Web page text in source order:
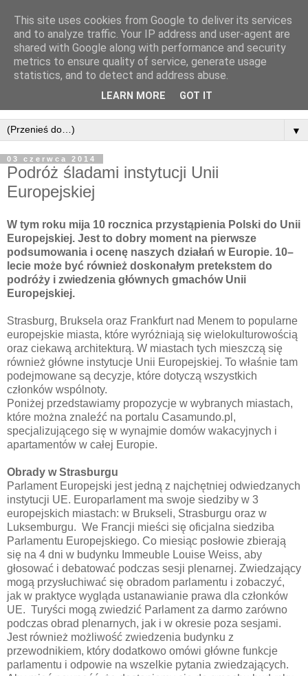
▼
03 czerwca 2014
Podróż śladami instytucji Unii
Europejskiej
W tym roku mija 10 rocznica przystąpienia Polski do Unii
Europejskiej. Jest to dobry moment na pierwsze
podsumowania i ocenę naszych działań w Europie. 10–
lecie może być również doskonałym pretekstem do
podróży i zwiedzenia głównych gmachów Unii
Europejskiej.
Strasburg, Bruksela oraz Frankfurt nad Menem to popularne
europejskie miasta, które wyróżniają się wielokulturowością
oraz ciekawą architekturą. W miastach tych mieszczą się
również główne instytucje Unii Europejskiej. To właśnie tam
podejmowane są decyzje, które dotyczą wszystkich
członków wspólnoty.
Poniżej przedstawiamy propozycje w wybranych miastach,
które można znaleźć na portalu Casamundo.pl,
specjalizującego się w wynajmie domów wakacyjnych i
apartamentów w całej Europie.
Obrady w Strasburgu
Parlament Europejski jest jedną z najchętniej odwiedzanych
instytucji UE. Europarlament ma swoje siedziby w 3
europejskich miastach: w Brukseli, Strasburgu oraz w
Luksemburgu. We Francji mieści się oficjalna siedziba
Parlamentu Europejskiego. Co miesiąc posłowie zbierają
się na 4 dni w budynku Immeuble Louise Weiss, aby
głosować i debatować podczas sesji plenarnej. Zwiedzający
mogą przysłuchiwać się obradom parlamentu i zobaczyć,
jak w praktyce wygląda ustanawianie prawa dla członków
UE. Turyści mogą zwiedzić Parlament za darmo zarówno
podczas obrad plenarnych, jak i w okresie poza sesjami.
Jest również możliwość zwiedzenia budynku z
przewodnikiem, który dodatkowo omówi główne funkcje
parlamentu i odpowie na wszelkie pytania zwiedzających.
This site uses cookies from Google to deliver its services
and to analyze traffic. Your IP address and user-agent are
shared with Google along with performance and security
metrics to ensure quality of service, generate usage
statistics, and to detect and address abuse.
LEARN MORE GOT IT